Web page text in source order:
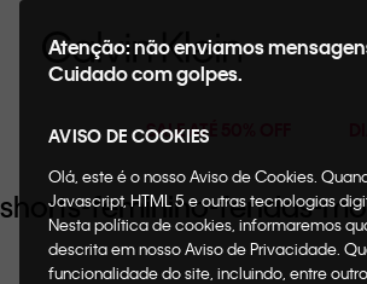
SALE ATÉ 50% OFF
Atenção: não enviamos
Cuidado com golpes.
AVISO DE COOKIES
Olá, este é o nosso Aviso de Cookies.
Javascript, HTML 5 e outras tecnologias
Nesta política de cookies, informaremos
descrita em nosso Aviso de Privacidade.
funcionalidade do site, incluindo, entre
shorts-feminino-fendas-